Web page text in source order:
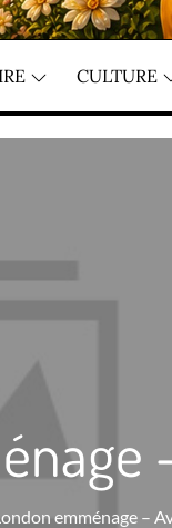
CULTURE
emménage –